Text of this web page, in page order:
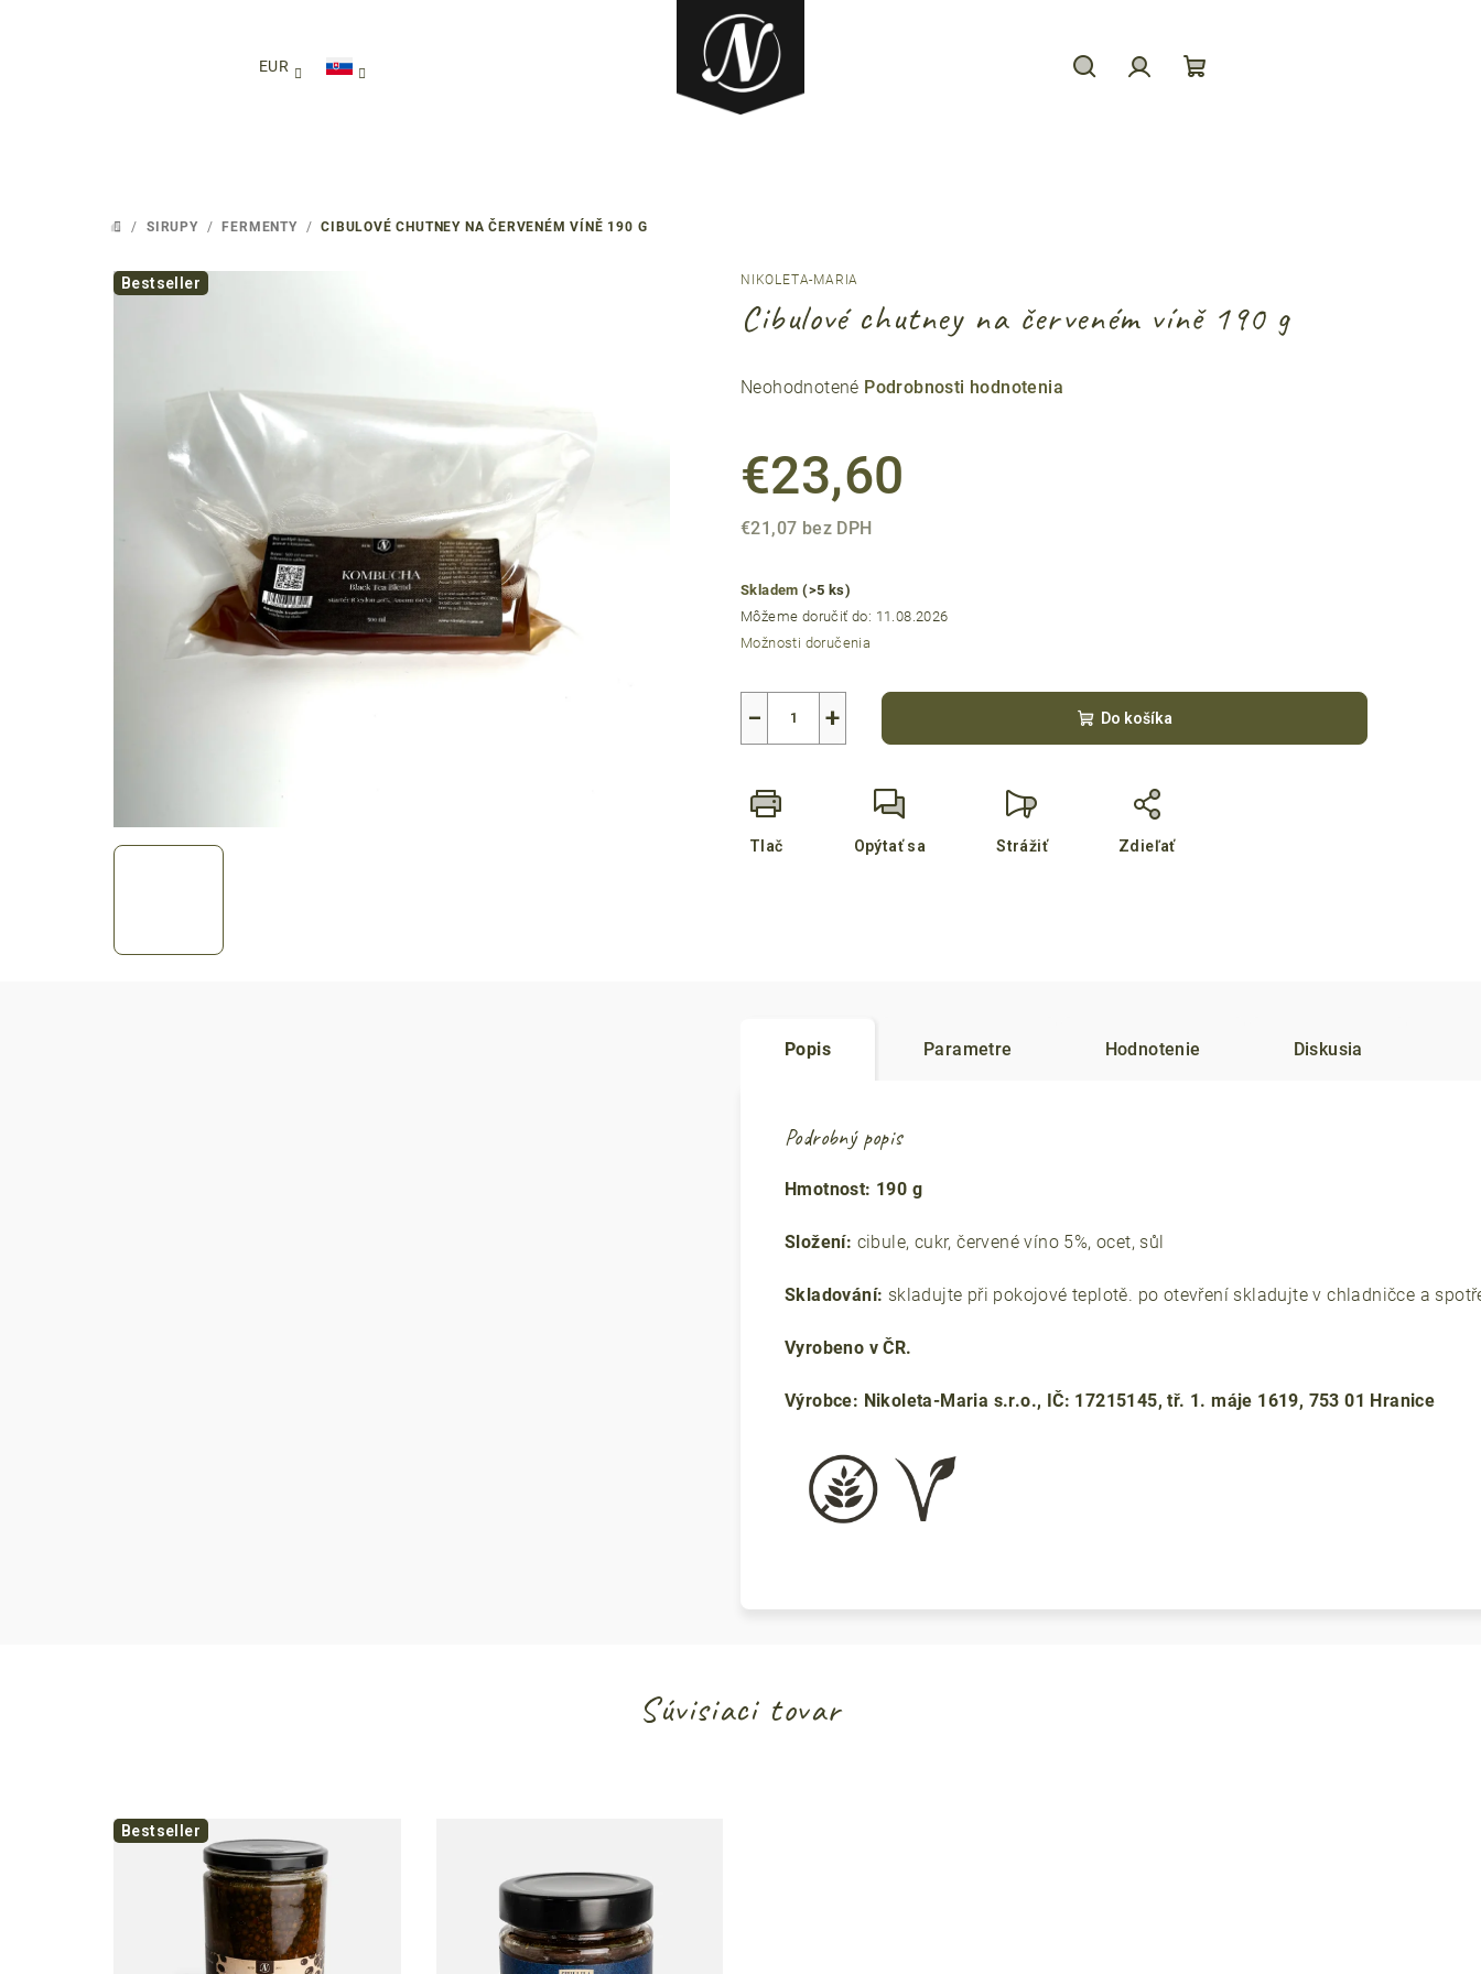
EUR
DOMOV
/ SIRUPY / FERMENTY / CIBULOVÉ CHUTNEY NA ČERVENÉM VÍNĚ 190 G
NIKOLETA-MARIA
Cibulové chutney na červeném víně 190 g
Priemerné
je
0,0
z
Neohodnotené Podrobnosti hodnotenia
€23,60
€21,07 bez DPH
cena:
Skladem(>5 ks)
Môžeme doručiť do: 11.08.2026
Možnosti doručenia
+
− Do košíka
Tlač Opýtať sa Strážiť Zdieľať
Bestseller
Popis Parametre Hodnotenie Diskusia
Podrobný popis
Hmotnost: 190 g
Složení: cibule, cukr, červené víno 5%, ocet, sůl
Skladování: skladujte při pokojové teplotě. po otevření skladujte v chladničce a
Vyrobeno v ČR.
Výrobce: Nikoleta-Maria s.r.o., IČ: 17215145, tř. 1. máje 1619, 753 01 Hranice
Súvisiaci tovar
Bestseller